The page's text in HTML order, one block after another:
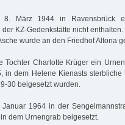
8. März 1944 in Ravensbrück
KZ-Gedenkstätte nicht enthalten.
wurde an den Friedhof Altona
Tochter Charlotte Krüger ein
in dem Helene Kienasts sterbliche
30 beigesetzt wurden.
1964 in der
dem Urnengrab beigesetzt.